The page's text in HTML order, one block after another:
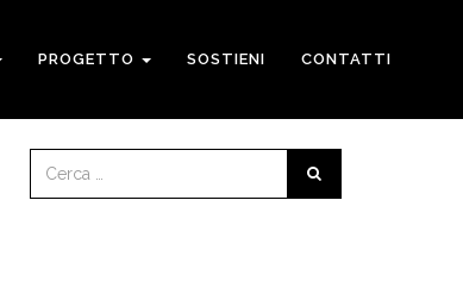
PROGETTO SOSTIENI CONTATTI